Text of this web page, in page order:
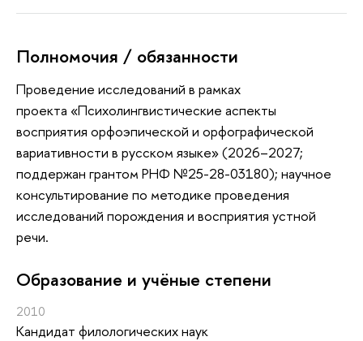
Полномочия / обязанности
Проведение исследований в рамках
проекта «Психолингвистические аспекты
восприятия орфоэпической и орфографической
вариативности в русском языке» (2026–2027;
поддержан грантом РНФ №25-28-03180); научное
консультирование по методике проведения
исследований порождения и восприятия устной
речи.
Oбразование и учёные степени
2010
Кандидат филологических наук